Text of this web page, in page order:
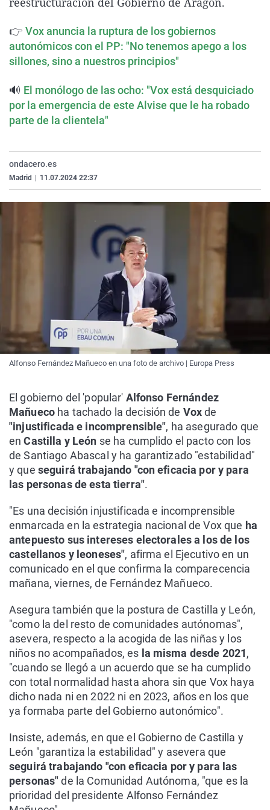
La rosa de los vientos
Gente viajera
Como el perro y el
Caso
Retornados
Equipo de
Extremadura
Galicia
La Rioja
País Vasco
Virales
Televisión
Elecciones
👉 Vox anuncia la ruptura de los gobiernos
autonómicos con el PP: "No tenemos apego a los
sillones, sino a nuestros principios"
🔊 El monólogo de las ocho: "Vox está desquiciado
por la emergencia de este Alvise que le ha robado
parte de la clientela"
ondacero.es
Madrid 11.07.2024 22:37
Alfonso Fernández Mañueco en una foto de archivo | Europa Press
El gobierno del 'popular' Alfonso Fernández
Mañuecoha tachado la decisión de Voxde
"injustificada e incomprensible", ha asegurado que
enCastilla y León se ha cumplido el pacto con los
de Santiago Abascal y ha garantizado "estabilidad"
y que seguirá trabajando "con eficacia por y para
las personas de esta tierra".
"Es una decisión injustificada e incomprensible
enmarcada en la estrategia nacional de Vox que ha
antepuesto sus intereses electorales a los de los
castellanos y leoneses", afirma el Ejecutivo en un
comunicado en el que confirma la comparecencia
mañana, viernes, de Fernández Mañueco.
Asegura también que la postura de Castilla y León,
"como la del resto de comunidades autónomas",
asevera, respecto a la acogida de las niñas y los
niños no acompañados, es la misma desde 2021,
"cuando se llegó a un acuerdo que se ha cumplido
con total normalidad hasta ahora sin que Vox haya
dicho nada ni en 2022 ni en 2023, años en los que
ya formaba parte del Gobierno autonómico".
Insiste, además, en que el Gobierno de Castilla y
León "garantiza la estabilidad" y asevera que
seguirá trabajando "con eficacia por y para las
personas"de la Comunidad Autónoma, "que es la
prioridad del presidente Alfonso Fernández